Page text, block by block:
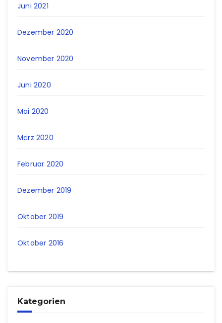
Juni 2021
Dezember 2020
November 2020
Juni 2020
Mai 2020
März 2020
Februar 2020
Dezember 2019
Oktober 2019
Oktober 2016
Kategorien